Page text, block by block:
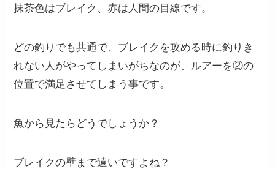
抹茶色はブレイク、赤は人間の目線です。
どの釣りでも共通で、ブレイクを攻める時に釣りき
れない人がやってしまいがちなのが、ルアーを②の
位置で満足させてしまう事です。
魚から見たらどうでしょうか？
ブレイクの壁まで遠いですよね？